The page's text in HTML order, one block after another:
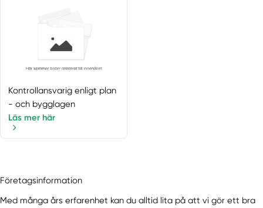
Uttran
Kontrollansvarig enligt plan
- och bygglagen
Läs mer här
Företagsinformation
Med många års erfarenhet kan du alltid lita på att vi gör ett bra